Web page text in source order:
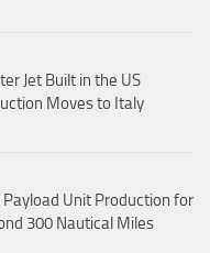
Jet Built in the US
Moves to Italy
Payload Unit Production for
300 Nautical Miles